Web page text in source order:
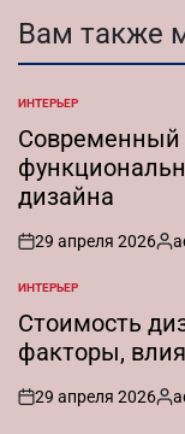
Вам также
ОПУБЛИКОВАНО
В
ИНТЕРЬЕР
Современный
дизайна
on
29 апреля 2026
ОПУБЛИКОВАНО
В
ИНТЕРЬЕР
Стоимость
факторы,
on
29 апреля 2026